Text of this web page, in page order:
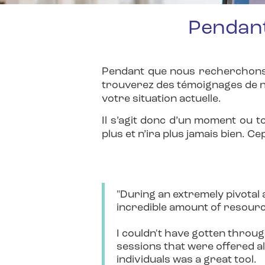
Pendant que nous
trouverez des témoignages de
votre situation actuelle.
Il s’agit donc d’un moment
plus et n’ira plus jamais bien.
"During an extremely
incredible amount of
I couldn't have gotten
sessions that were offered
individuals was a great tool.